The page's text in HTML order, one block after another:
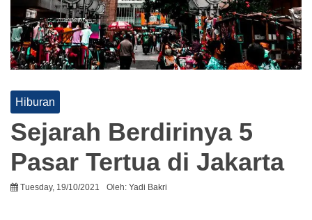
Hiburan
Sejarah Berdirinya 5
Pasar Tertua di Jakarta
Tuesday, 19/10/2021 Oleh: Yadi Bakri